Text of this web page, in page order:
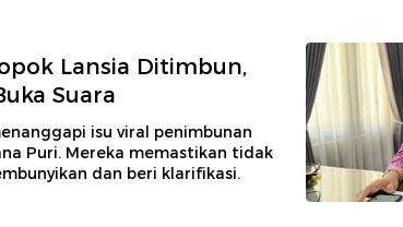
Lansia Ditimbun,
Suara
isu viral penimbunan
Puri. Mereka memastikan tidak
dan beri klarifikasi.